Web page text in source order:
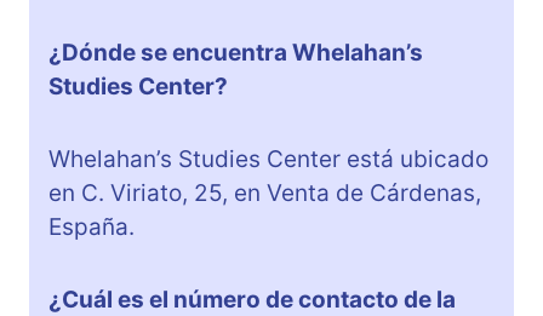
¿Dónde se encuentra Whelahan’s
Studies Center?
Whelahan’s Studies Center está ubicado
en C. Viriato, 25, en Venta de Cárdenas,
España.
¿Cuál es el número de contacto de la